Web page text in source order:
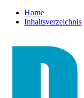
Home
Inhaltsverzeichnis